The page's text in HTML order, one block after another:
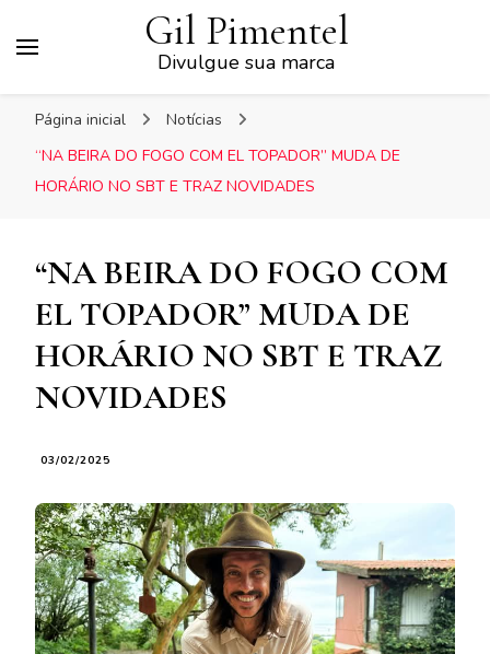
Gil Pimentel
Divulgue sua marca
Página inicial
Notícias
“NA BEIRA DO FOGO COM EL TOPADOR” MUDA DE
HORÁRIO NO SBT E TRAZ NOVIDADES
“NA BEIRA DO FOGO COM
EL TOPADOR” MUDA DE
HORÁRIO NO SBT E TRAZ
NOVIDADES
03/02/2025